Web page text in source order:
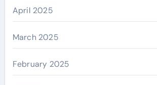
April 2025
March 2025
February 2025